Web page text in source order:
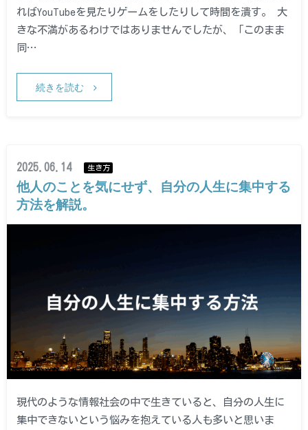
ればYouTubeを見たりゲームをしたりして時間を潰す。 大
きな不満があるわけではありませんでしたが、「このまま
同…
続きを読む
2025.06.14 生き方
他人のことを気にせず、自分の人生に集中する
方法を解説。
現代のような情報社会の中で生きていると、自分の人生に
集中できないという悩みを抱えている人も多いと思いま